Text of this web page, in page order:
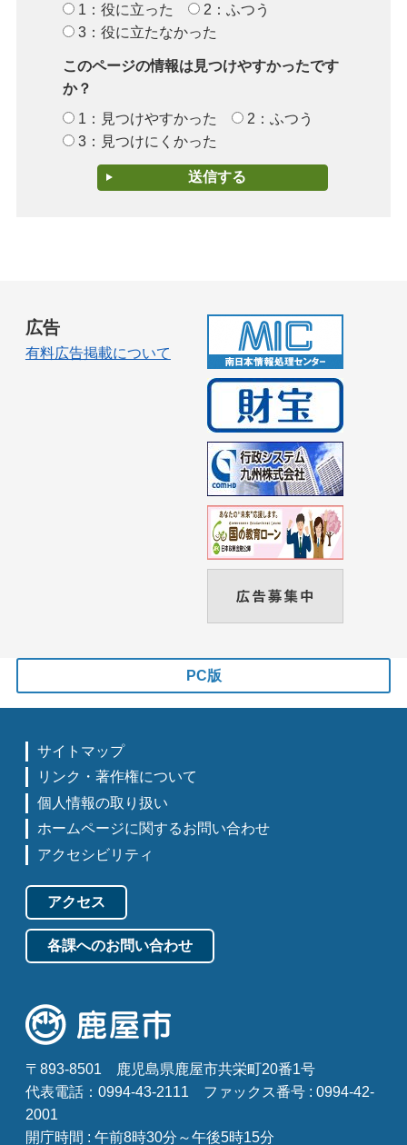
1：役に立った
2：ふつう
3：役に立たなかった
このページの情報は見つけやすかったです
か？
1：見つけやすかった
2：ふつう
3：見つけにくかった
広告
有料広告掲載について
PC版
サイトマップ
リンク・著作権について
個人情報の取り扱い
ホームページに関するお問い合わせ
アクセシビリティ
アクセス
各課へのお問い合わせ
〒893-8501
鹿児島県鹿屋市共栄町20番1号
代表電話：0994-43-2111
ファックス番号 : 0994-42-
2001
開庁時間 : 午前8時30分～午後5時15分